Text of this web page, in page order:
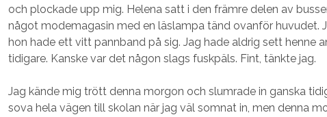
och plockade upp mig. Helena satt i den främre delen av
något modemagasin med en läslampa tänd ovanför huvudet.
hon hade ett vitt pannband på sig. Jag hade aldrig sett henne
tidigare. Kanske var det någon slags fuskpäls. Fint, tänkte jag.
Jag kände mig trött denna morgon och slumrade in ganska
sova hela vägen till skolan när jag väl somnat in, men denna